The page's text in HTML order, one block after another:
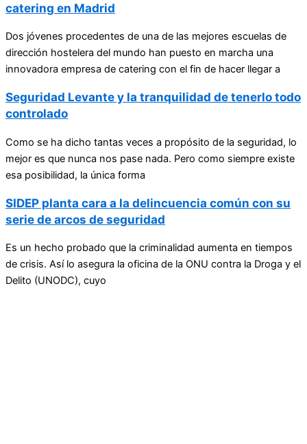
catering en Madrid
Dos jóvenes procedentes de una de las mejores escuelas de
dirección hostelera del mundo han puesto en marcha una
innovadora empresa de catering con el fin de hacer llegar a
Seguridad Levante y la tranquilidad de tenerlo todo
controlado
Como se ha dicho tantas veces a propósito de la seguridad, lo
mejor es que nunca nos pase nada. Pero como siempre existe
esa posibilidad, la única forma
SIDEP planta cara a la delincuencia común con su
serie de arcos de seguridad
Es un hecho probado que la criminalidad aumenta en tiempos
de crisis. Así lo asegura la oficina de la ONU contra la Droga y el
Delito (UNODC), cuyo